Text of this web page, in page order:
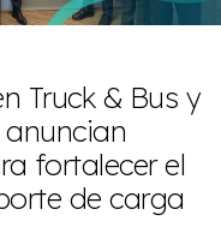
Truck & Bus y
anuncian
fortalecer el
de carga